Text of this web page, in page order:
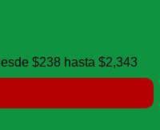
$238 hasta $2,343